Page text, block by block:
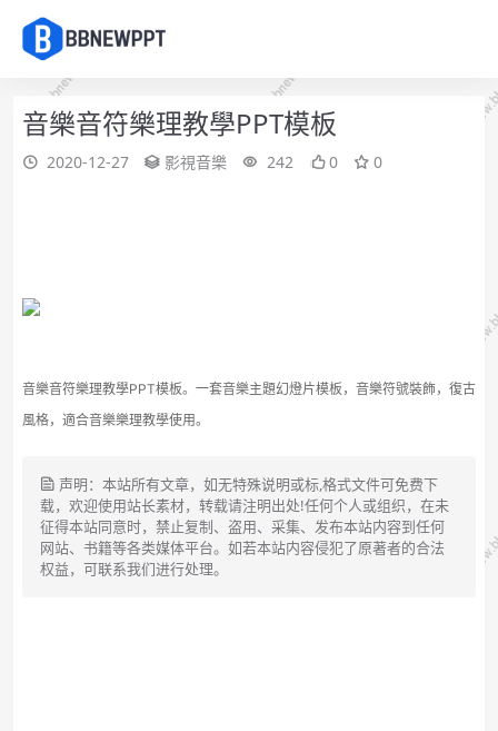
音樂音符樂理教學PPT模板
2020-12-27 影視音樂 242 0 0
音樂音符樂理教學PPT模板。一套音樂主題幻燈片模板，音樂符號裝飾，復古
風格，適合音樂樂理教學使用。
声明：本站所有文章，如无特殊说明或标,格式文件可免费下
载，欢迎使用站长素材，转载请注明出处!任何个人或组织，在未
征得本站同意时，禁止复制、盗用、采集、发布本站内容到任何
网站、书籍等各类媒体平台。如若本站内容侵犯了原著者的合法
权益，可联系我们进行处理。